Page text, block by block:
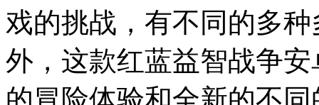
戏的挑战，有不同的多
外，这款红蓝益智战争
的冒险体验和全新的不